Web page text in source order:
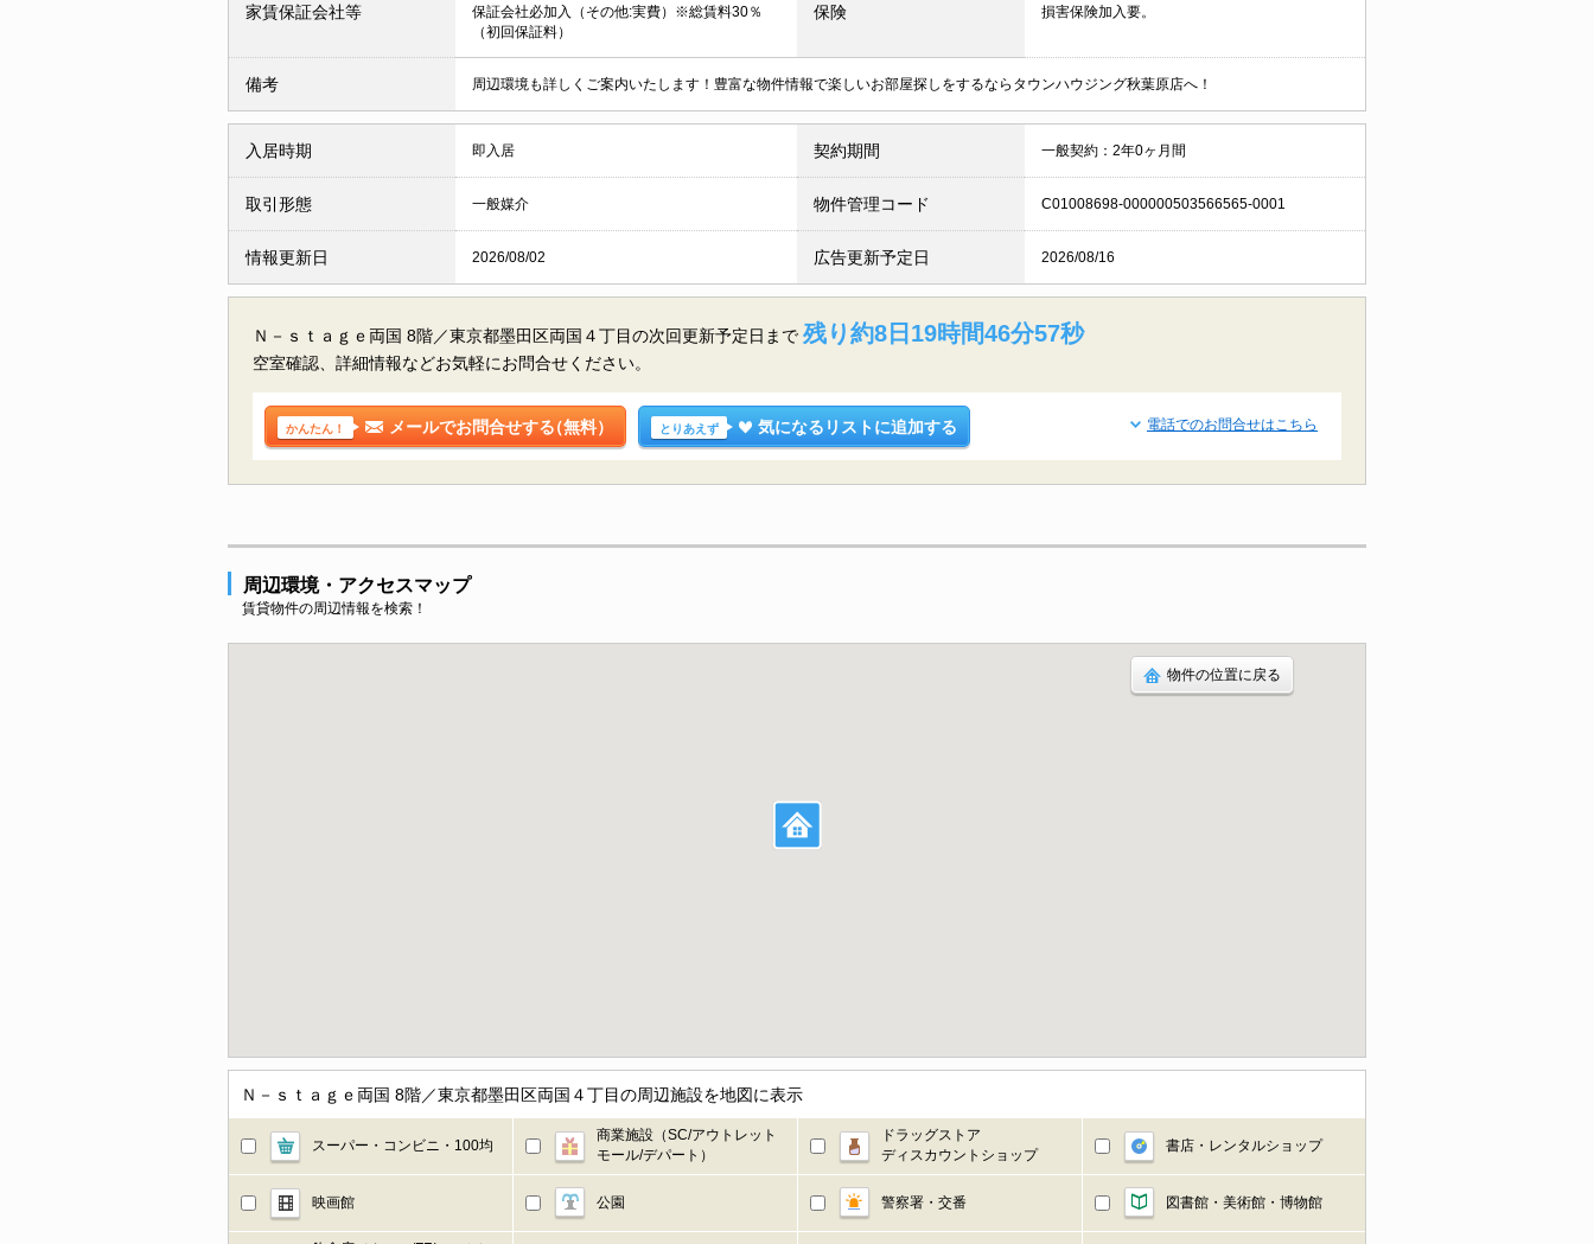
家賃保証会社等
保証会社必加入（その他:実費）※総賃料30％
（初回保証料）
保険 損害保険加入要。
備考 周辺環境も詳しくご案内いたします！豊富な物件情報で楽しいお部屋探しをするならタウンハウジング秋葉原店へ！
入居時期 即入居 契約期間 一般契約：2年0ヶ月間
取引形態 一般媒介 物件管理コード C01008698-000000503566565-0001
情報更新日 2026/08/02 広告更新予定日 2026/08/16
Ｎ－ｓｔａｇｅ両国 8階／東京都墨田区両国４丁目の次回更新予定日まで 残り約8日19時間46分57秒
空室確認、詳細情報などお気軽にお問合せください。
かんたん！ メールでお問合せする（無料） とりあえず 気になるリストに追加する 電話でのお問合せはこちら
周辺環境・アクセスマップ
賃貸物件の周辺情報を検索！
物件の位置に戻る
Ｎ－ｓｔａｇｅ両国 8階／東京都墨田区両国４丁目の周辺施設を地図に表示
スーパー・コンビニ・100均
商業施設（SC/アウトレット
モール/デパート）
ドラッグストア
ディスカウントショップ
書店・レンタルショップ
映画館 公園 警察署・交番 図書館・美術館・博物館